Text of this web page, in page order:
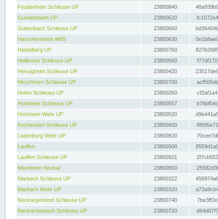
Feudenheim Schleuse UP
23800840
Gundelsheim UP
23800620
Guttenbach Schleuse UP
23800660
Hassmersheim AMS
23800630
Heidelberg UP
23800760
Heilbronn Schleuse UP
23800560
Hessigheim Schleuse UP
23800420
Hirschhorn Schleuse UP
23800700
Hofen Schleuse UP
23800260
Horkheim Schleuse UP
23800557
Horkheim Wehr UP
23800520
Kochendorf Schleuse UP
23800600
Ladenburg Wehr UP
23800820
Lauffen
23800500
Lauffen Schleuse UP
23800501
Mannheim Neckar
23800900
Marbach Schleuse UP
23800322
Marbach Wehr UP
23800320
Neckargemünd Schleuse UP
23800740
Neckarsteinach Schleuse UP
23800720